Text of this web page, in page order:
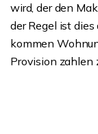
wird, der den
der Regel ist
kommen
Provision zahlen